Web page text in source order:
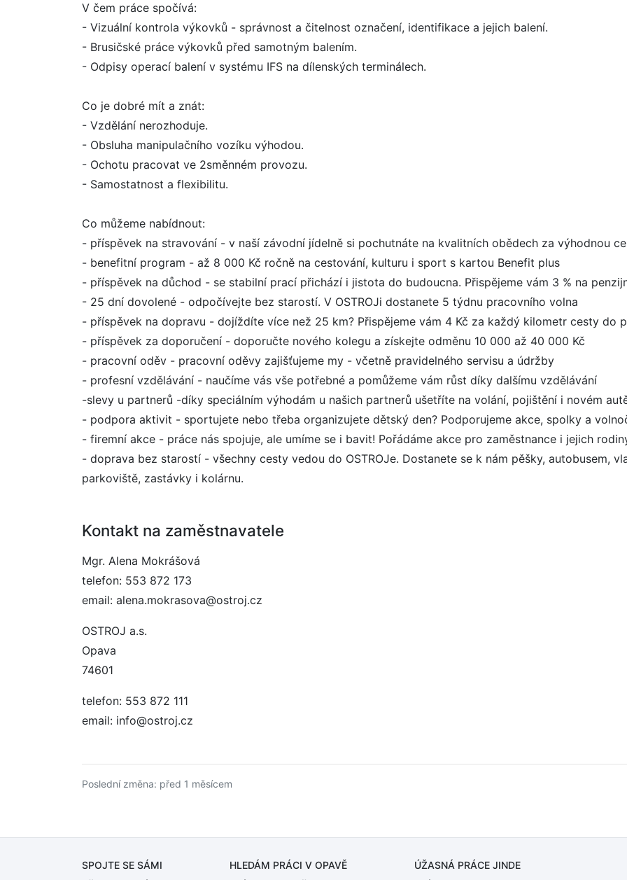
V čem práce spočívá:
- Vizuální kontrola výkovků - správnost a čitelnost označení, identifikace a jejich balení.
- Brusičské práce výkovků před samotným balením.
- Odpisy operací balení v systému IFS na dílenských terminálech.
Co je dobré mít a znát:
- Vzdělání nerozhoduje.
- Obsluha manipulačního vozíku výhodou.
- Ochotu pracovat ve 2směnném provozu.
- Samostatnost a flexibilitu.
Co můžeme nabídnout:
- příspěvek na stravování - v naší závodní jídelně si pochutnáte na kvalitních obědech za výhodnou
- benefitní program - až 8 000 Kč ročně na cestování, kulturu i sport s kartou Benefit plus
- příspěvek na důchod - se stabilní prací přichází i jistota do budoucna. Přispějeme vám 3 % na
- 25 dní dovolené - odpočívejte bez starostí. V OSTROJi dostanete 5 týdnu pracovního volna
- příspěvek na dopravu - dojíždíte více než 25 km? Přispějeme vám 4 Kč za každý kilometr cesty do
- příspěvek za doporučení - doporučte nového kolegu a získejte odměnu 10 000 až 40 000 Kč
- pracovní oděv - pracovní oděvy zajišťujeme my - včetně pravidelného servisu a údržby
- profesní vzdělávání - naučíme vás vše potřebné a pomůžeme vám růst díky dalšímu vzdělávání
-slevy u partnerů -díky speciálním výhodám u našich partnerů ušetříte na volání, pojištění i novém
- podpora aktivit - sportujete nebo třeba organizujete dětský den? Podporujeme akce, spolky a
- firemní akce - práce nás spojuje, ale umíme se i bavit! Pořádáme akce pro zaměstnance i jejich
- doprava bez starostí - všechny cesty vedou do OSTROJe. Dostanete se k nám pěšky, autobusem,
parkoviště, zastávky i kolárnu.
Kontakt na zaměstnavatele
Mgr. Alena Mokrášová
telefon: 553 872 173
email: alena.mokrasova@ostroj.cz
OSTROJ a.s.
Opava
74601
telefon: 553 872 111
email: info@ostroj.cz
Poslední změna: před 1 měsícem
SPOJTE SE SÁMI HLEDÁM PRÁCI V OPAVĚ ÚŽASNÁ PRÁCE JINDE